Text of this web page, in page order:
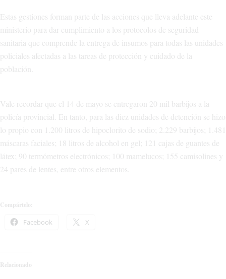
Estas gestiones forman parte de las acciones que lleva adelante este
ministerio para dar cumplimiento a los protocolos de seguridad
sanitaria que comprende la entrega de insumos para todas las unidades
policiales afectadas a las tareas de protección y cuidado de la
población.
Vale recordar que el 14 de mayo se entregaron 20 mil barbijos a la
policía provincial. En tanto, para las diez unidades de detención se hizo
lo propio con 1.200 litros de hipoclorito de sodio; 2.229 barbijos; 1.481
máscaras faciales; 18 litros de alcohol en gel; 121 cajas de guantes de
látex; 90 termómetros electrónicos; 100 mamelucos; 155 camisolines y
24 pares de lentes, entre otros elementos.
Compártelo:
Facebook X
Relacionado